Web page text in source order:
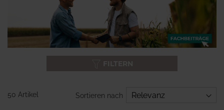
50 Artikel Sortieren nach